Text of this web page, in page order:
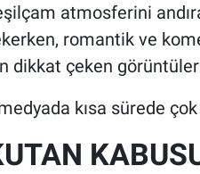
atmosferini
romantik ve
dikkat çeken görüntüler
kısa sürede çok